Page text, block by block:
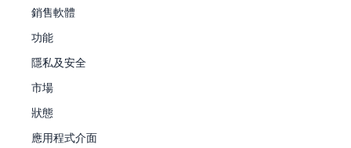
銷售軟體
功能
隱私及安全
市場
狀態
應用程式介面